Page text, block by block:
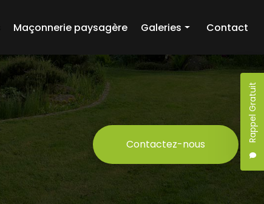
Rappel Gratuit
Maçonnerie paysagère Galeries
Création paysagère
Entretien d'espaces verts
Maçonnerie paysagère
Contact
Contactez-nous